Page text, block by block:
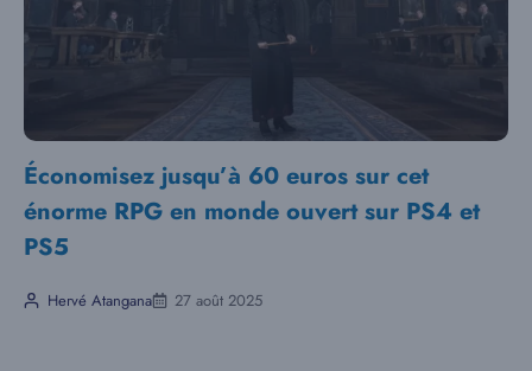
Économisez jusqu’à 60 euros sur cet
énorme RPG en monde ouvert sur PS4 et
PS5
Hervé Atangana 27 août 2025